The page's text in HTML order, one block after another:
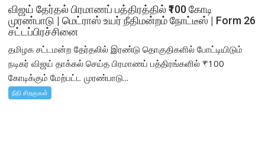
விஜய் தேர்தல் பிரமாணப் பத்திரத்தில் ₹100 கோடி
முரண்பாடு | மெட்ராஸ் உயர் நீதிமன்றம் நோட்டீஸ் | Form 26
சட்டப்பிரச்சினை
தமிழக சட்டமன்ற தேர்தலில் இரண்டு தொகுதிகளில் போட்டியிடும்
நடிகர் விஜய் தாக்கல் செய்த பிரமாணப் பத்திரங்களில் ₹100
கோடிக்கும் மேற்பட்ட முரண்பாடு...
நீதி சிறகுகள்